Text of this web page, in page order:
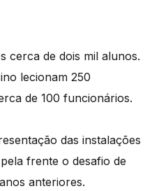
cerca de dois mil alunos.
lecionam 250
de 100 funcionários.
das instalações
frente o desafio de
anteriores.